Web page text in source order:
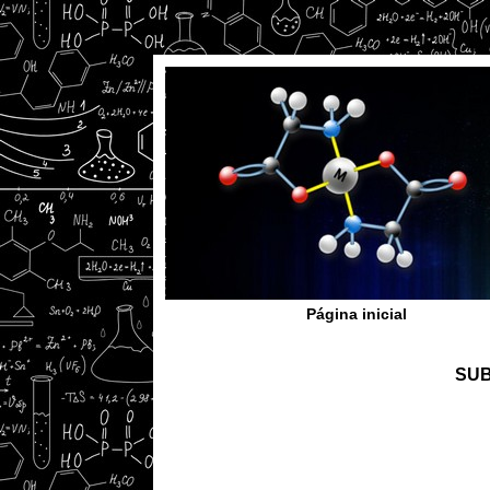
Página inicial